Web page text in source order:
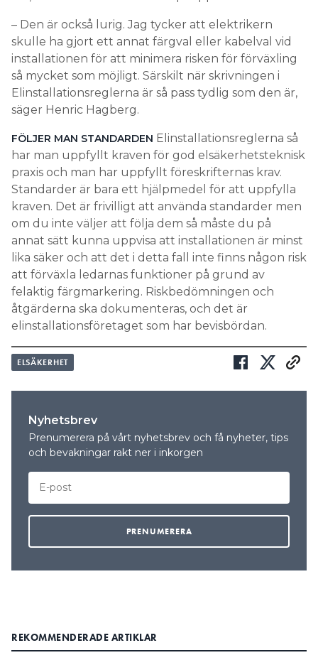
– Den är också lurig. Jag tycker att elektrikern
skulle ha gjort ett annat färgval eller kabelval vid
installationen för att minimera risken för förväxling
så mycket som möjligt. Särskilt när skrivningen i
Elinstallationsreglerna är så pass tydlig som den är,
säger Henric Hagberg.
FÖLJER MAN STANDARDEN Elinstallationsreglerna så
har man uppfyllt kraven för god elsäkerhetsteknisk
praxis och man har uppfyllt föreskrifternas krav.
Standarder är bara ett hjälpmedel för att uppfylla
kraven. Det är frivilligt att använda standarder men
om du inte väljer att följa dem så måste du på
annat sätt kunna uppvisa att installationen är minst
lika säker och att det i detta fall inte finns någon risk
att förväxla ledarnas funktioner på grund av
felaktig färgmarkering. Riskbedömningen och
åtgärderna ska dokumenteras, och det är
elinstallationsföretaget som har bevisbördan.
ELSÄKERHET
Nyhetsbrev
Prenumerera på vårt nyhetsbrev och få nyheter, tips
och bevakningar rakt ner i inkorgen
REKOMMENDERADE ARTIKLAR